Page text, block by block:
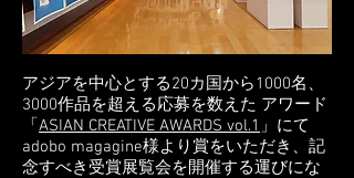
アジアを中心とする20カ国から1000名、
3000作品を超える応募を数えた アワード
「 ASIAN CREATIVE AWARDS vol.1 」にて
adobo magagine様より賞をいただき、記
念すべき受賞展覧会を開催する運びにな